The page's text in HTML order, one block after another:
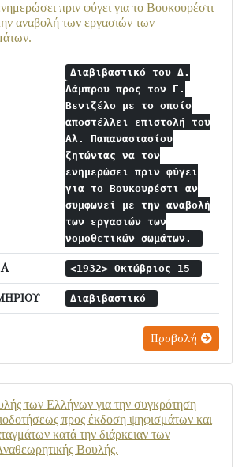
πριν φύγει για το Βουκουρέστι
αναβολή των εργασιών των
Διαβιβαστικό του Δ.
Λάμπρου προς τον Ε.
Βενιζέλο με το οποίο
αποστέλλει επιστολή του
Αλ. Παπαναστασίου
ζητώντας να τον
ενημερώσει πριν φύγει
για το Βουκουρέστι αν
συμφωνεί με την αναβολή
των εργασιών των
νομοθετικών σωμάτων.
<1932> Οκτώβριος 15
Διαβιβαστικό
Προβολή
των Ελλήνων για την συγκρότηση
προς έκδοση ψηφισμάτων και
κατά την διάρκειαν των
Βουλής.